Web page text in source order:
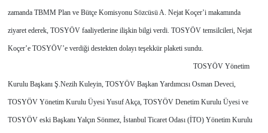
zamanda TBMM Plan ve Bütçe Komisyonu Sözcüsü A. Nejat Koçer’i makamında
ziyaret ederek, TOSYÖV faaliyetlerine ilişkin bilgi verdi. TOSYÖV temsilcileri, Nejat
Koçer’e TOSYÖV’e verdiği destekten dolayı teşekkür plaketi sundu.
TOSYÖV Yönetim
Kurulu Başkanı Ş.Nezih Kuleyin, TOSYÖV Başkan Yardımcısı Osman Deveci,
TOSYÖV Yönetim Kurulu Üyesi Yusuf Akça, TOSYÖV Denetim Kurulu Üyesi ve
TOSYÖV eski Başkanı Yalçın Sönmez, İstanbul Ticaret Odası (İTO) Yönetim Kurulu